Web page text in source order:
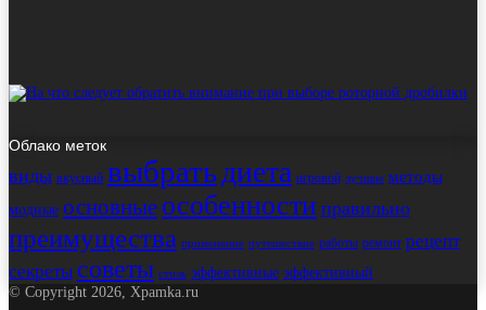
Облако меток
виды вкусный выбратьдиета игровой лучшие методы
модные основные особенности правильно
преимущества применение путешествие работы ремонт рецепт
секреты советы стиль эффективные эффективный
© Copyright 2026, Xpamka.ru